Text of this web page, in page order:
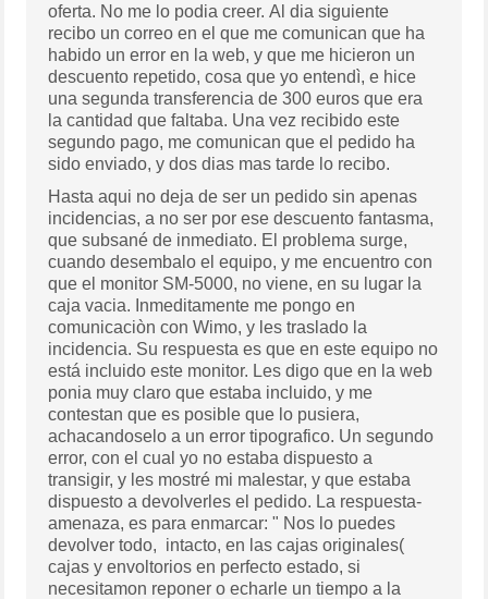
oferta. No me lo podia creer. Al dia siguiente
recibo un correo en el que me comunican que ha
habido un error en la web, y que me hicieron un
descuento repetido, cosa que yo entendì, e hice
una segunda transferencia de 300 euros que era
la cantidad que faltaba. Una vez recibido este
segundo pago, me comunican que el pedido ha
sido enviado, y dos dias mas tarde lo recibo.
Hasta aqui no deja de ser un pedido sin apenas
incidencias, a no ser por ese descuento fantasma,
que subsané de inmediato. El problema surge,
cuando desembalo el equipo, y me encuentro con
que el monitor SM-5000, no viene, en su lugar la
caja vacia. Inmeditamente me pongo en
comunicaciòn con Wimo, y les traslado la
incidencia. Su respuesta es que en este equipo no
está incluido este monitor. Les digo que en la web
ponia muy claro que estaba incluido, y me
contestan que es posible que lo pusiera,
achacandoselo a un error tipografico. Un segundo
error, con el cual yo no estaba dispuesto a
transigir, y les mostré mi malestar, y que estaba
dispuesto a devolverles el pedido. La respuesta-
amenaza, es para enmarcar: " Nos lo puedes
devolver todo, intacto, en las cajas originales(
cajas y envoltorios en perfecto estado, si
necesitamon reponer o echarle un tiempo a la